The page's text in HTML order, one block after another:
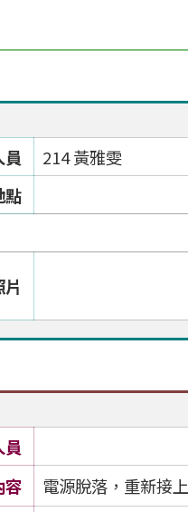
員
214 黃雅雯
點
容
電源脫落，重新接上